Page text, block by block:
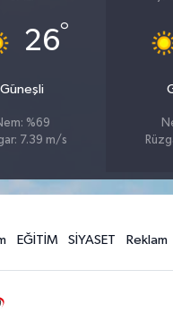
26°
Güneşli
%69
7.39 m/s
EĞİTİM SİYASET Reklam